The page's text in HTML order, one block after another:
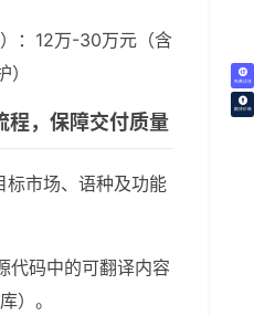
免费试译
翻译价格
：12万-30万元（含
程，保障交付质量
标市场、语种及功能
代码中的可翻译内容
）。